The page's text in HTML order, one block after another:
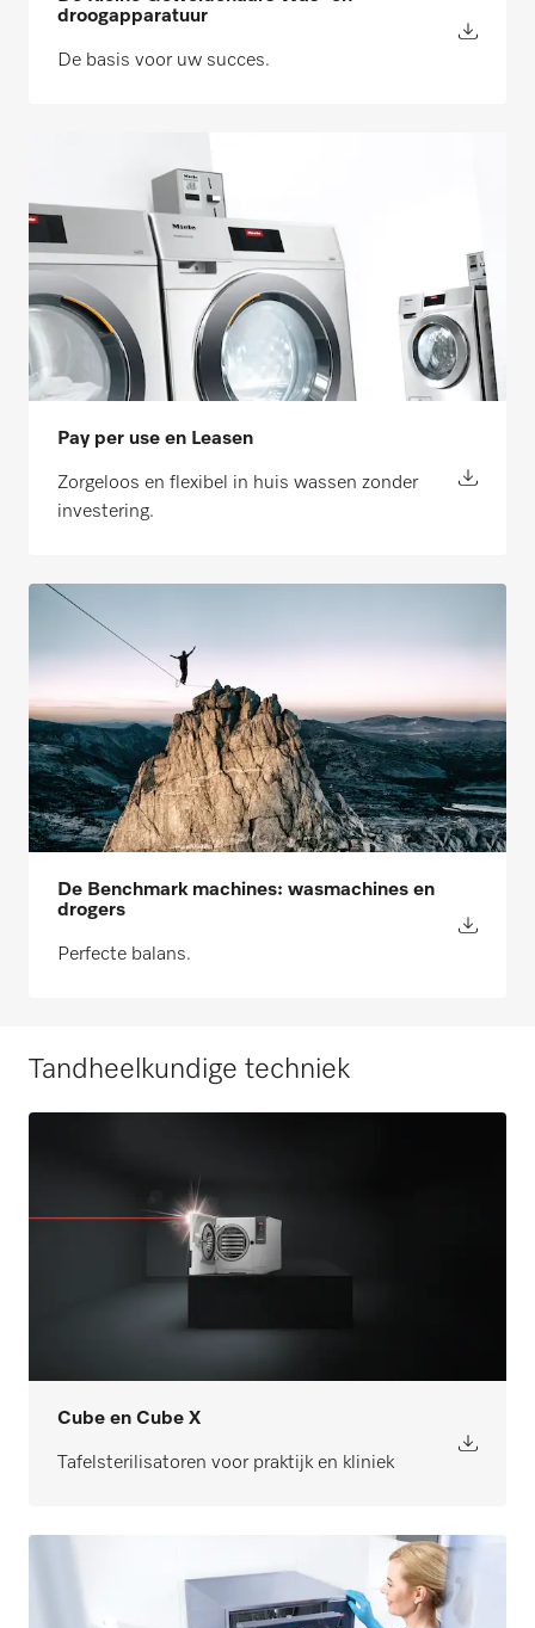
droogapparatuur
De basis voor uw succes.
Pay per use en Leasen
Zorgeloos en flexibel in huis wassen zonder
investering.
De Benchmark machines: wasmachines en
drogers
Perfecte balans.
Tandheelkundige techniek
Cube en Cube X
Tafelsterilisatoren voor praktijk en kliniek